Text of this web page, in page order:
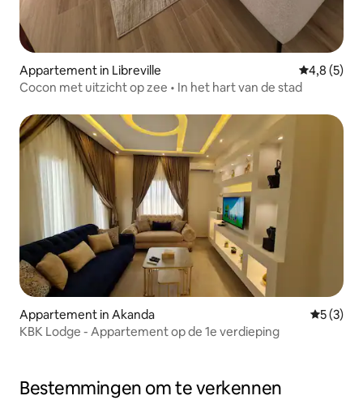
Appartement in Libreville
4,8 (5)
Cocon met uitzicht op zee • In het hart van de stad
Appartement in Akanda
5 (3)
KBK Lodge - Appartement op de 1e verdieping
Bestemmingen om te verkennen